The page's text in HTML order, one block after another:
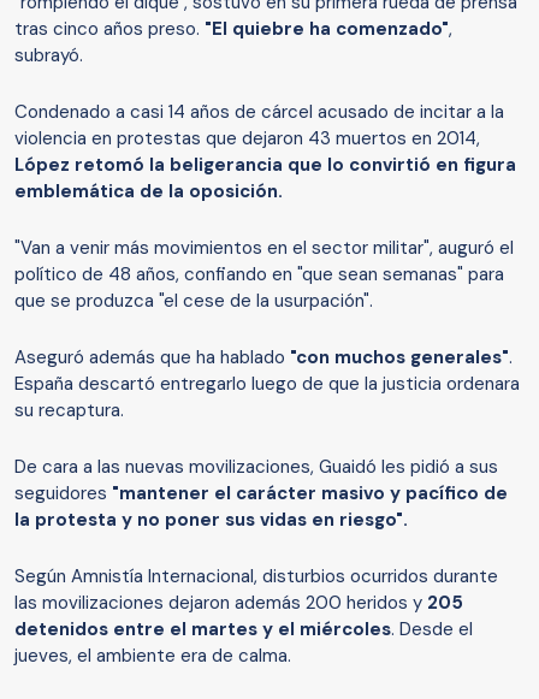
tras cinco años preso. "El quiebre ha comenzado",
subrayó.
Condenado a casi 14 años de cárcel acusado de incitar a la
violencia en protestas que dejaron 43 muertos en 2014,
López retomó la beligerancia que lo convirtió en figura
emblemática de la oposición.
"Van a venir más movimientos en el sector militar", auguró el
político de 48 años, confiando en "que sean semanas" para
que se produzca "el cese de la usurpación".
Aseguró además que ha hablado "con muchos generales".
España descartó entregarlo luego de que la justicia ordenara
su recaptura.
De cara a las nuevas movilizaciones, Guaidó les pidió a sus
seguidores "mantener el carácter masivo y pacífico de
la protesta y no poner sus vidas en riesgo".
Según Amnistía Internacional, disturbios ocurridos durante
las movilizaciones dejaron además 200 heridos y 205
detenidos entre el martes y el miércoles. Desde el
jueves, el ambiente era de calma.